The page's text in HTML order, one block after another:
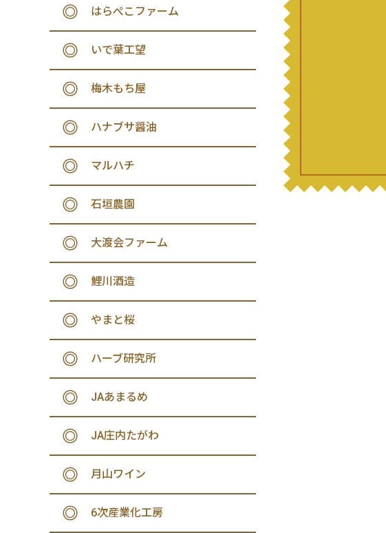
はらぺこファーム
いで葉工望
梅木もち屋
ハナブサ醤油
マルハチ
石垣農園
大渡会ファーム
鯉川酒造
やまと桜
ハーブ研究所
JAあまるめ
JA庄内たがわ
月山ワイン
6次産業化工房